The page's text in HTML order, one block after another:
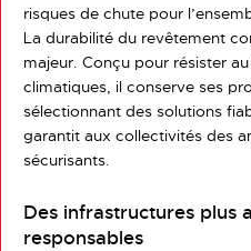
risques de chute pour
La durabilité du revêtement
majeur. Conçu pour résister
climatiques, il conserve ses
sélectionnant des solutions
garantit aux collectivités des
sécurisants.
Des infrastructures plus
responsables